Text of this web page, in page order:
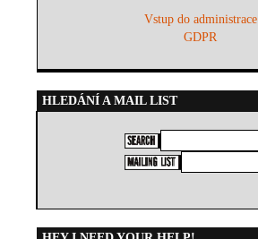
Vstup do administrace
GDPR
HLEDÁNÍ A MAIL LIST